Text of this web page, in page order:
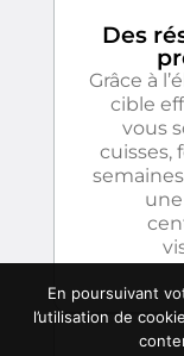
Des
Grâce à
cible
vous
cuisses,
En poursuivant
l’utilisation de